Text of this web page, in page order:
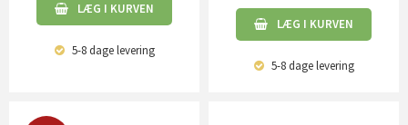
LÆG I KURVEN
5-8 dagelevering
LÆG I KURVEN
5-8 dagelevering